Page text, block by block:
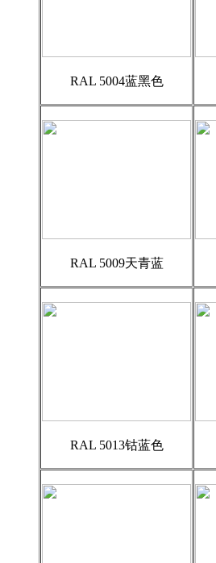
RAL 5004蓝黑色
RAL 5009天青蓝
RAL 5013钴蓝色